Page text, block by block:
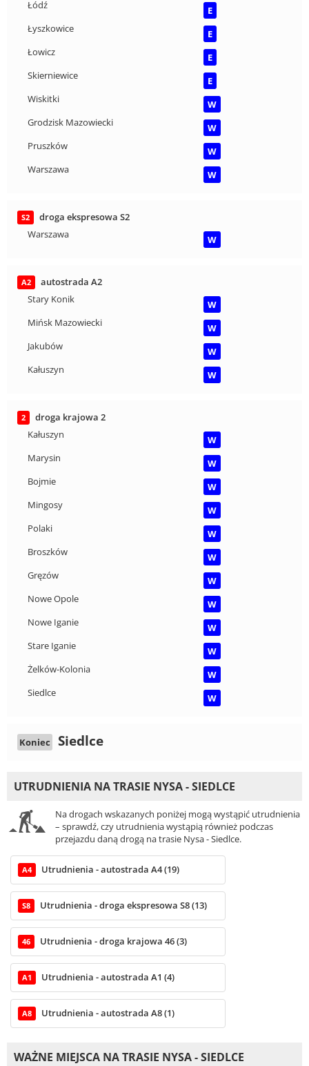
Łódź
E
Łyszkowice
E
Łowicz
E
Skierniewice
E
Wiskitki
W
Grodzisk Mazowiecki
W
Pruszków
W
Warszawa
W
S2
droga ekspresowa S2
Warszawa
W
A2
autostrada A2
Stary Konik
W
Mińsk Mazowiecki
W
Jakubów
W
Kałuszyn
W
2
droga krajowa 2
Kałuszyn
W
Marysin
W
Bojmie
W
Mingosy
W
Polaki
W
Broszków
W
Gręzów
W
Nowe Opole
W
Nowe Iganie
W
Stare Iganie
W
Żelków-Kolonia
W
Siedlce
W
Koniec Siedlce
UTRUDNIENIA NA TRASIE NYSA - SIEDLCE
Na drogach wskazanych poniżej mogą wystąpić utrudnienia
– sprawdź, czy utrudnienia wystąpią również podczas
przejazdu daną drogą na trasie Nysa - Siedlce.
A4 Utrudnienia - autostrada A4 (19)
S8 Utrudnienia - droga ekspresowa S8 (13)
46 Utrudnienia - droga krajowa 46 (3)
A1 Utrudnienia - autostrada A1 (4)
A8 Utrudnienia - autostrada A8 (1)
WAŻNE MIEJSCA NA TRASIE NYSA - SIEDLCE